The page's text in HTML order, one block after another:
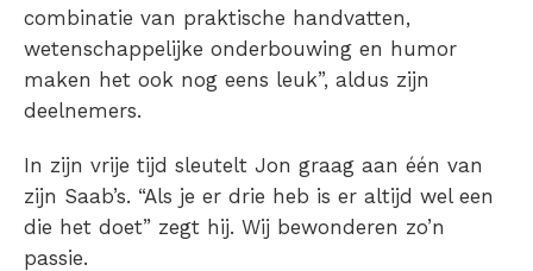
combinatie van praktische handvatten,
wetenschappelijke onderbouwing en humor
maken het ook nog eens leuk”, aldus zijn
deelnemers.
In zijn vrije tijd sleutelt Jon graag aan één van
zijn Saab’s. “Als je er drie heb is er altijd wel een
die het doet” zegt hij. Wij bewonderen zo’n
passie.